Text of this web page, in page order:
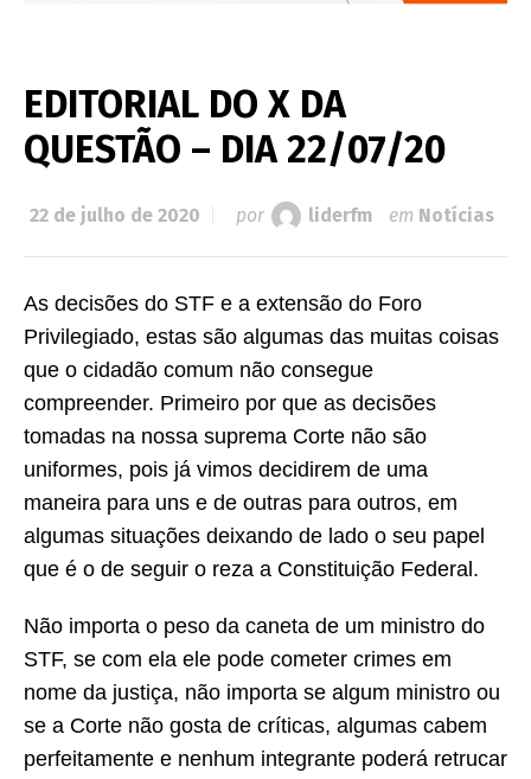
EDITORIAL DO X DA
QUESTÃO – DIA 22/07/20
22 de julho de 2020 por liderfm em Notícias
As decisões do STF e a extensão do Foro
Privilegiado, estas são algumas das muitas coisas
que o cidadão comum não consegue
compreender. Primeiro por que as decisões
tomadas na nossa suprema Corte não são
uniformes, pois já vimos decidirem de uma
maneira para uns e de outras para outros, em
algumas situações deixando de lado o seu papel
que é o de seguir o reza a Constituição Federal.
Não importa o peso da caneta de um ministro do
STF, se com ela ele pode cometer crimes em
nome da justiça, não importa se algum ministro ou
se a Corte não gosta de críticas, algumas cabem
perfeitamente e nenhum integrante poderá retrucar